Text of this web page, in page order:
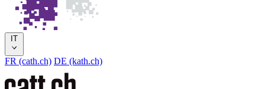
IT
FR (cath.ch) DE (kath.ch)